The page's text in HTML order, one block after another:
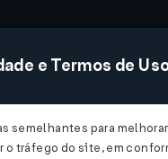
SISTEMAS
e Termos de
semelhantes para
tráfego do site, em